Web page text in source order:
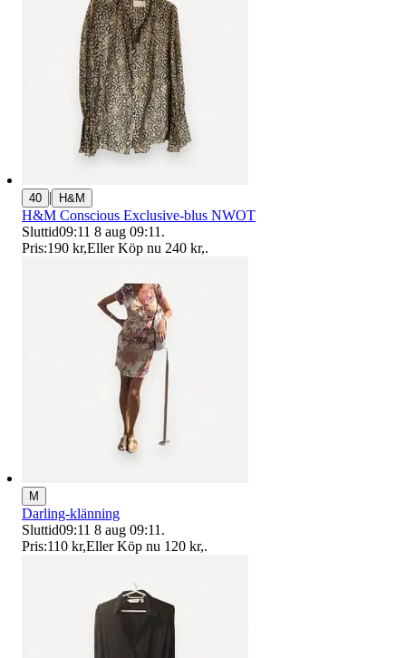
40 | H&M
H&M Conscious Exclusive-blus NWOT
Sluttid09:11 8 aug 09:11 .
Pris:190 kr,Eller Köp nu 240 kr,.
M
Darling-klänning
Sluttid09:11 8 aug 09:11 .
Pris:110 kr,Eller Köp nu 120 kr,.